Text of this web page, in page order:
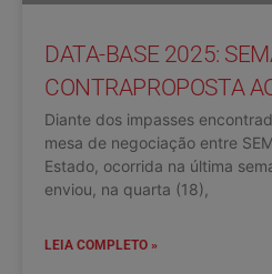
DATA-BASE 2025:
CONTRAPROPOSTA
Diante dos impasses
mesa de negociação entre
Estado, ocorrida na última
enviou, na quarta (18),
LEIA COMPLETO »